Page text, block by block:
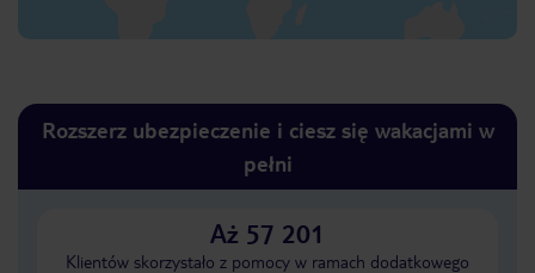
Rozszerz ubezpieczenie i ciesz się wakacjami w
pełni
Aż 57 201
Klientów skorzystało z pomocy w ramach dodatkowego